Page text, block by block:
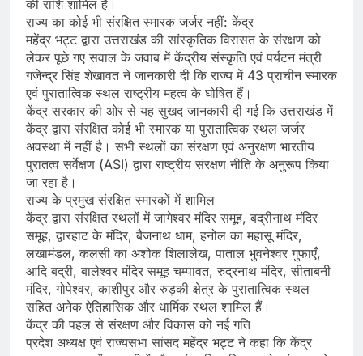
की राशि शामिल है।
राज्य का कोई भी संरक्षित स्मारक जर्जर नहीं: केंद्र
महेंद्र भट्ट द्वारा उत्तराखंड की सांस्कृतिक विरासत के संरक्षण को
लेकर पूछे गए सवाल के जवाब में केंद्रीय संस्कृति एवं पर्यटन मंत्री
गजेन्द्र सिंह शेखावत ने जानकारी दी कि राज्य में 43 प्राचीन स्मारक
एवं पुरातात्विक स्थल राष्ट्रीय महत्व के घोषित हैं।
केंद्र सरकार की ओर से यह सुखद जानकारी दी गई कि उत्तराखंड में
केंद्र द्वारा संरक्षित कोई भी स्मारक या पुरातात्विक स्थल जर्जर
अवस्था में नहीं है। सभी स्थलों का संरक्षण एवं अनुरक्षण भारतीय
पुरातत्व सर्वेक्षण (ASI) द्वारा राष्ट्रीय संरक्षण नीति के अनुरूप किया
जा रहा है।
राज्य के प्रमुख संरक्षित स्मारकों में शामिल
केंद्र द्वारा संरक्षित स्थलों में जागेश्वर मंदिर समूह, बद्रीनाथ मंदिर
समूह, द्वारहाट के मंदिर, बैजनाथ धाम, हनोल का महासू मंदिर,
लखामंडल, कलसी का अशोक शिलालेख, पाताल भुवनेश्वर गुफाएँ,
आदि बद्री, बालेश्वर मंदिर समूह चम्पावत, रुद्रनाथ मंदिर, सीताबनी
मंदिर, गोपेश्वर, काशीपुर और रुड़की क्षेत्र के पुरातात्विक स्थल
सहित अनेक ऐतिहासिक और धार्मिक स्थल शामिल हैं।
केंद्र की पहल से संरक्षण और विकास को नई गति
प्रदेश अध्यक्ष एवं राज्यसभा सांसद महेंद्र भट्ट ने कहा कि केंद्र